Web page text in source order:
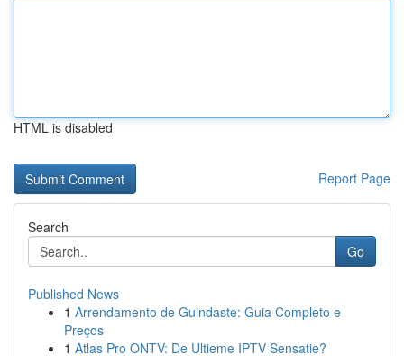
HTML is disabled
Report Page
Search
Go
Published News
1 Arrendamento de Guindaste: Guia Completo e
Preços
1 Atlas Pro ONTV: De Ultieme IPTV Sensatie?